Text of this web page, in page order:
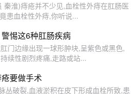
秦淮)痔疮并不少见,血栓性外痔在肛肠医
患血栓性外痔,你听说...
惕这6种肛肠疾病
门边缘出现一球形肿块,呈紫色或黑色,
续性剧烈疼痛,走路或站...
要做手术
丛破裂,血液淤积在皮下形成血栓所致,患